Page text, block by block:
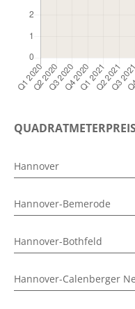
Hannover
Hannover-Bemerode
Hannover-Bothfeld
Hannover-Calenberger